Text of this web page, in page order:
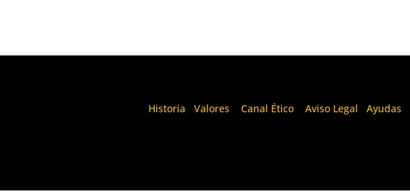
Historia Valores Canal Ético Aviso Legal AyudasI